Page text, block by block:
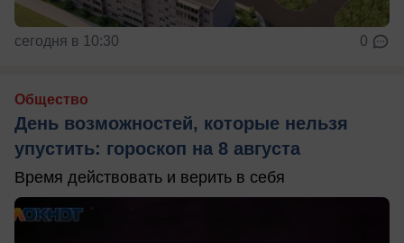
сегодня в 10:30 0
Общество
День возможностей, которые нельзя
упустить: гороскоп на 8 августа
Время действовать и верить в себя